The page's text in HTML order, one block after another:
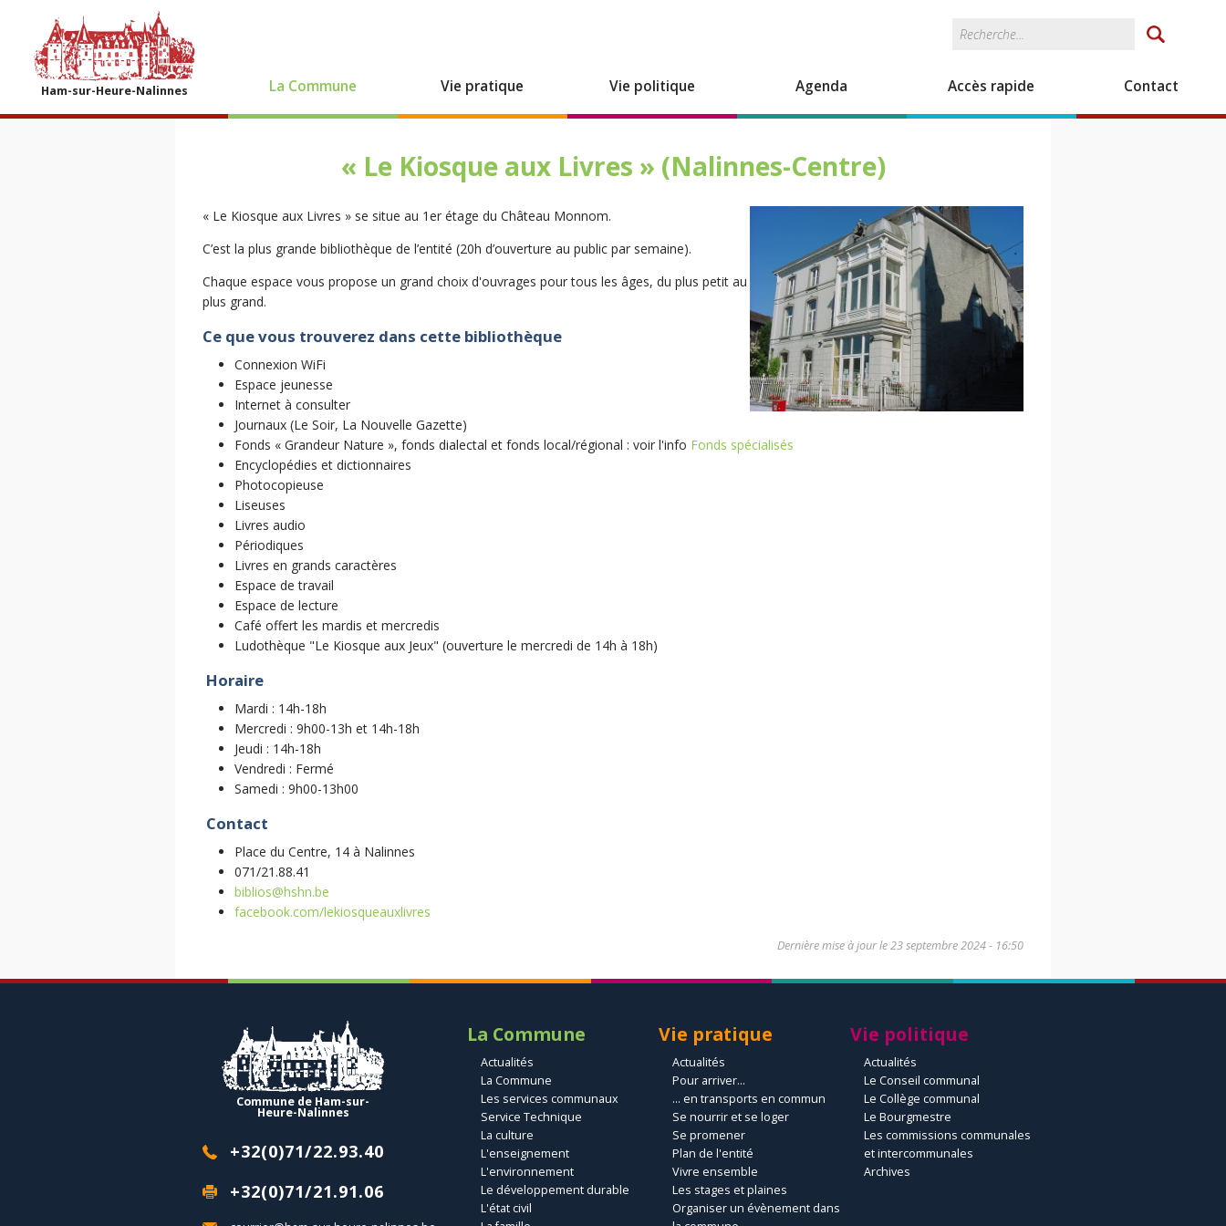
Ham-sur-Heure-Nalinnes La Commune Vie pratique Vie politique Agenda Accès rapide Contact
Formulaire de
recherche
« Le Kiosque aux Livres » (Nalinnes-Centre)
« Le Kiosque aux Livres » se situe au 1er étage du Château Monnom.
C’est la plus grande bibliothèque de l’entité (20h d’ouverture au public par semaine).
Chaque espace vous propose un grand choix d'ouvrages pour tous les âges, du plus petit au
plus grand.
Ce que vous trouverez dans cette bibliothèque
Connexion WiFi
Espace jeunesse
Internet à consulter
Journaux (Le Soir, La Nouvelle Gazette)
Fonds « Grandeur Nature », fonds dialectal et fonds local/régional : voir l'info Fonds spécialisés
Encyclopédies et dictionnaires
Photocopieuse
Liseuses
Livres audio
Périodiques
Livres en grands caractères
Espace de travail
Espace de lecture
Café offert les mardis et mercredis
Ludothèque "Le Kiosque aux Jeux" (ouverture le mercredi de 14h à 18h)
Horaire
Mardi : 14h-18h
Mercredi : 9h00-13h et 14h-18h
Jeudi : 14h-18h
Vendredi : Fermé
Samedi : 9h00-13h00
Contact
Place du Centre, 14 à Nalinnes
071/21.88.41
biblios@hshn.be
facebook.com/lekiosqueauxlivres
Dernière mise à jour le23 septembre 2024 - 16:50
Commune de Ham-sur-
Heure-Nalinnes
+32(0)71/22.93.40
+32(0)71/21.91.06
La Commune
Actualités
La Commune
Les services communaux
Service Technique
La culture
L'enseignement
L'environnement
Le développement durable
L'état civil
Vie pratique
Actualités
Pour arriver...
... en transports en commun
Se nourrir et se loger
Se promener
Plan de l'entité
Vivre ensemble
Les stages et plaines
Organiser un évènement dans
Vie politique
Actualités
Le Conseil communal
Le Collège communal
Le Bourgmestre
Les commissions communales
et intercommunales
Archives